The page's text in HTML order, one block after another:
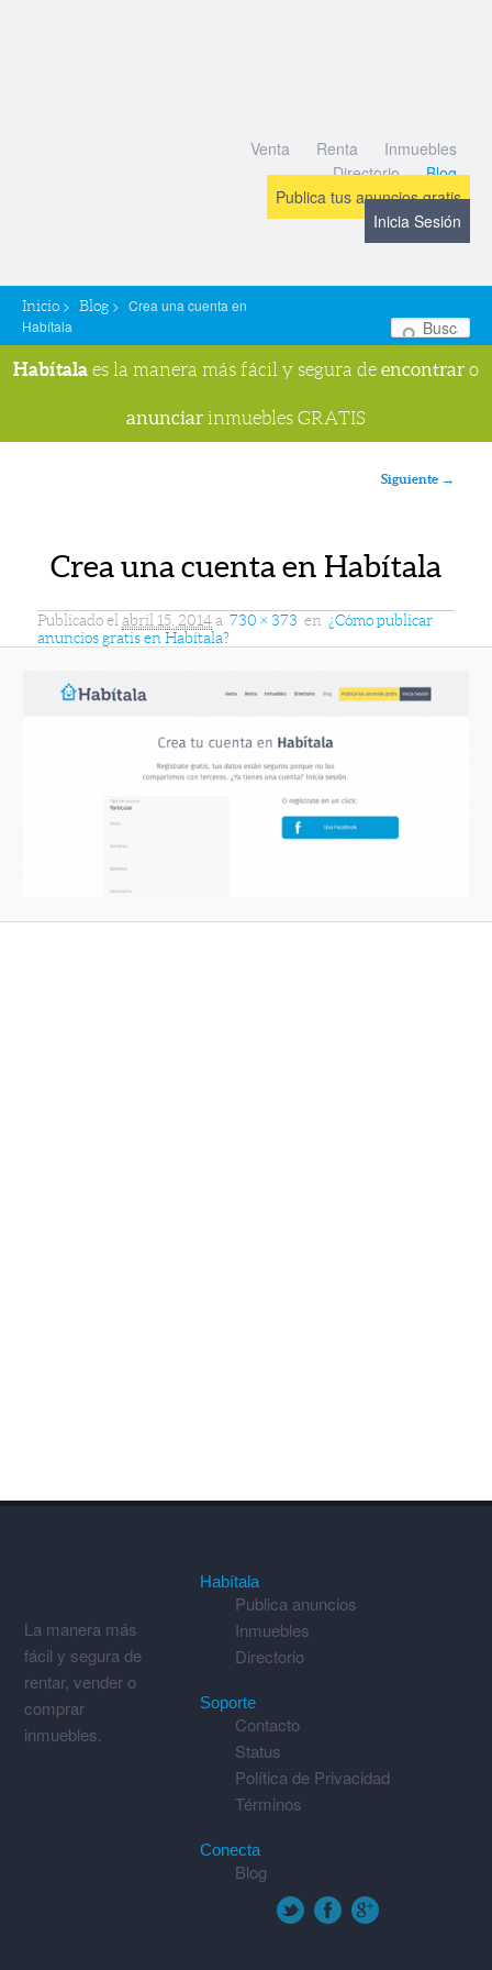
Venta Renta
Inmuebles
Directorio
Blog
Publica tus anuncios gratis
Inicia Sesión
Inicio > Blog > Crea una cuenta en
Habítala
Habítala es la manera más fácil y segura de encontrar o
anunciar inmuebles GRATIS
Siguiente →
Crea una cuenta en Habítala
Publicado el abril 15, 2014a 730 × 373 en ¿Cómo publicar
anuncios gratis en Habítala?
La manera más
fácil y segura de
rentar, vender o
comprar
inmuebles.
Habítala
Publica anuncios
Inmuebles
Directorio
Soporte
Contacto
Status
Política de Privacidad
Términos
Conecta
Blog